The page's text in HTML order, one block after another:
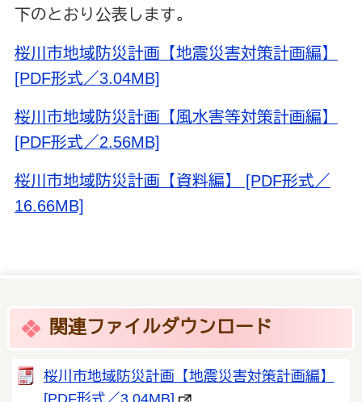
下のとおり公表します。
桜川市地域防災計画【地震災害対策計画編】
[PDF形式／3.04MB]
桜川市地域防災計画【風水害等対策計画編】
[PDF形式／2.56MB]
桜川市地域防災計画【資料編】 [PDF形式／
16.66MB]
関連ファイルダウンロード
桜川市地域防災計画【地震災害対策計画編】